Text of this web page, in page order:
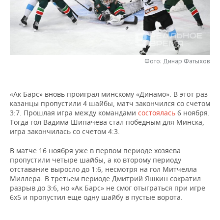
НЕФТЕХИМИЯ
НЕФТЬ
РОЗНИЧНАЯ ТОРГОВЛЯ
НОВОСТИ ТЕХНОЛОГИЙ
МЕРОПРИЯТИЯ
ONLINE-КОНФЕРЕНЦИИ
ОТКРЫТАЯ ЛЕКЦИЯ
ХОККЕЙ
БАСКЕТБОЛ
ВОЛЕЙБОЛ
КИБЕРСПОРТ
ФИГУРНОЕ КАТАНИЕ
ВЛАСТЬ
ИНФРАСТРУКТУРА
ИСТОРИЯ
КУЛЬТУРА
МЕДИЦИНА
СЮЖЕТЫ
СПРАВОЧНИК
СПИСОК ПЕРСОН
СПИСОК КОМПАНИЙ
ПОЛНАЯ ВЕРСИЯ
Фото: Динар Фатыхов
«Ак Барс» вновь проиграл минскому «Динамо». В этот раз
казанцы пропустили 4 шайбы, матч закончился со счетом
3:7. Прошлая игра между командами состоялась 6 ноября.
Тогда гол Вадима Шипачева стал победным для Минска,
игра закончилась со счетом 4:3.
В матче 16 ноября уже в первом периоде хозяева
пропустили четыре шайбы, а ко второму периоду
отставание выросло до 1:6, несмотря на гол Митчелла
Миллера. В третьем периоде Дмитрий Яшкин сократил
разрыв до 3:6, но «Ак Барс» не смог отыграться при игре
6х5 и пропустил еще одну шайбу в пустые ворота.